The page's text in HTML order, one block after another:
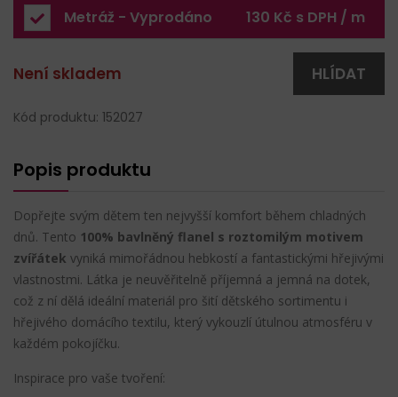
Metráž - Vyprodáno 130 Kč s DPH / m
Není skladem HLÍDAT
Kód produktu: 152027
Popis produktu
Dopřejte svým dětem ten nejvyšší komfort během chladných
dnů. Tento 100% bavlněný flanel s roztomilým motivem
zvířátek vyniká mimořádnou hebkostí a fantastickými hřejivými
vlastnostmi. Látka je neuvěřitelně příjemná a jemná na dotek,
což z ní dělá ideální materiál pro šití dětského sortimentu i
hřejivého domácího textilu, který vykouzlí útulnou atmosféru v
každém pokojíčku.
Inspirace pro vaše tvoření: